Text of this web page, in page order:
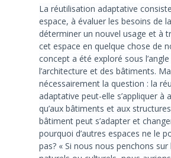
La réutilisation adaptative
espace, à évaluer les besoins de
déterminer un nouvel usage et à
cet espace en quelque chose de
concept a été exploré sous l’angle
l’architecture et des bâtiments.
nécessairement la question : la
adaptative peut-elle s’appliquer à
qu’aux bâtiments et aux
bâtiment peut s’adapter et
pourquoi d’autres espaces ne le
pas? « Si nous nous penchons sur